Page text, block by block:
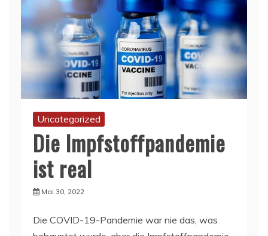
Uncategorized
Die Impfstoffpandemie
ist real
Mai 30, 2022
Die COVID-19-Pandemie war nie das, was